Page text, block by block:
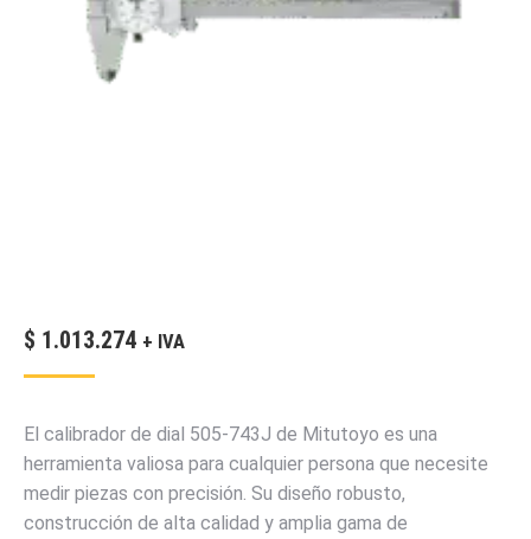
$ 1.013.274 + IVA
El calibrador de dial 505-743J de Mitutoyo es una
herramienta valiosa para cualquier persona que necesite
medir piezas con precisión. Su diseño robusto,
construcción de alta calidad y amplia gama de